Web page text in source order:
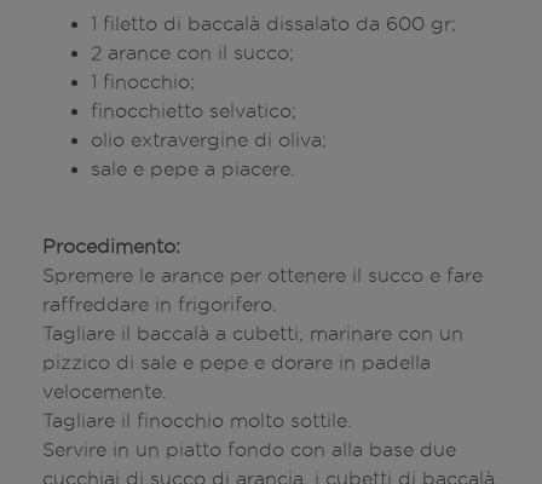
1 filetto di baccalà dissalato da 600 gr;
2 arance con il succo;
1 finocchio;
finocchietto selvatico;
olio extravergine di oliva;
sale e pepe a piacere.
Procedimento:
Spremere le arance per ottenere il succo e fare
raffreddare in frigorifero.
Tagliare il baccalà a cubetti, marinare con un
pizzico di sale e pepe e dorare in padella
velocemente.
Tagliare il finocchio molto sottile.
Servire in un piatto fondo con alla base due
cucchiai di succo di arancia, i cubetti di baccalà,